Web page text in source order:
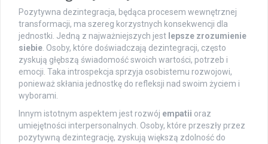
Pozytywna dezintegracja, będąca procesem wewnętrznej
transformacji, ma szereg korzystnych konsekwencji dla
jednostki. Jedną z najważniejszych jest lepsze zrozumienie
siebie. Osoby, które doświadczają dezintegracji, często
zyskują głębszą świadomość swoich wartości, potrzeb i
emocji. Taka introspekcja sprzyja osobistemu rozwojowi,
ponieważ skłania jednostkę do refleksji nad swoim życiem i
wyborami.
Innym istotnym aspektem jest rozwój empatii oraz
umiejętności interpersonalnych. Osoby, które przeszły przez
pozytywną dezintegrację, zyskują większą zdolność do